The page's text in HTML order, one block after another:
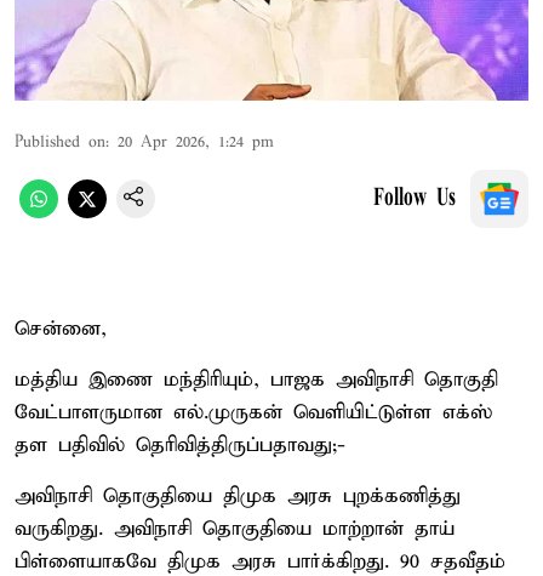
Published on: 20 Apr 2026, 1:24 pm
Follow Us
சென்னை,
மத்திய இணை மந்திரியும், பாஜக அவிநாசி தொகுதி
வேட்பாளருமான எல்.முருகன் வெளியிட்டுள்ள எக்ஸ்
தள பதிவில் தெரிவித்திருப்பதாவது;-
அவிநாசி தொகுதியை திமுக அரசு புறக்கணித்து
வருகிறது. அவிநாசி தொகுதியை மாற்றான் தாய்
பிள்ளையாகவே திமுக அரசு பார்க்கிறது. 90 சதவீதம்